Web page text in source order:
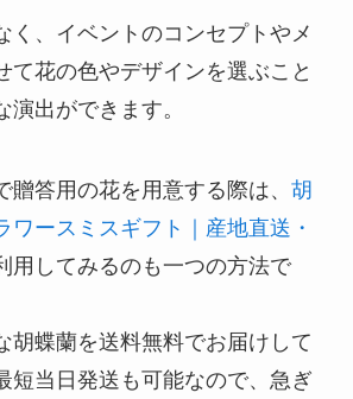
く、イベントのコンセプトやメ
て花の色やデザインを選ぶこと
出ができます。
贈答用の花を用意する際は、 胡
ワースミスギフト｜産地直送・
用してみるのも一つの方法で
胡蝶蘭を送料無料でお届けして
短当日発送も可能なので、急ぎ